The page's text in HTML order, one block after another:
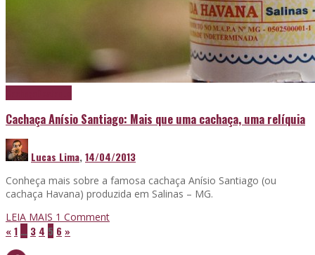
Cachaça Anísio Santiago: Mais que uma cachaça, uma relíquia
Lucas Lima,14/04/2013
Conheça mais sobre a famosa cachaça Anísio Santiago (ou
cachaça Havana) produzida em Salinas – MG.
LEIA MAIS 1 Comment
« 1 … 3 4 5 6 »